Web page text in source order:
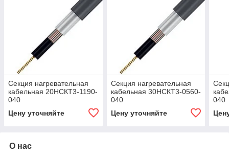
Секция нагревательная
кабельная 20НСКТ3-1190-
040
Цену уточняйте
Секция нагревательная
кабельная 30НСКТ3-0560-
040
Цену уточняйте
040
О нас